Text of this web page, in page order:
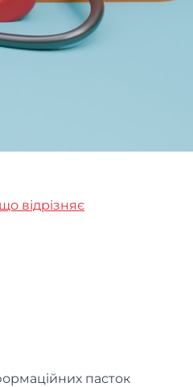
відрізняє
пасток